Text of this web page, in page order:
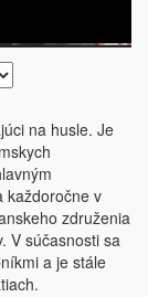
na husle. Je
každoročne v
združenia
V súčasnosti sa
a je stále